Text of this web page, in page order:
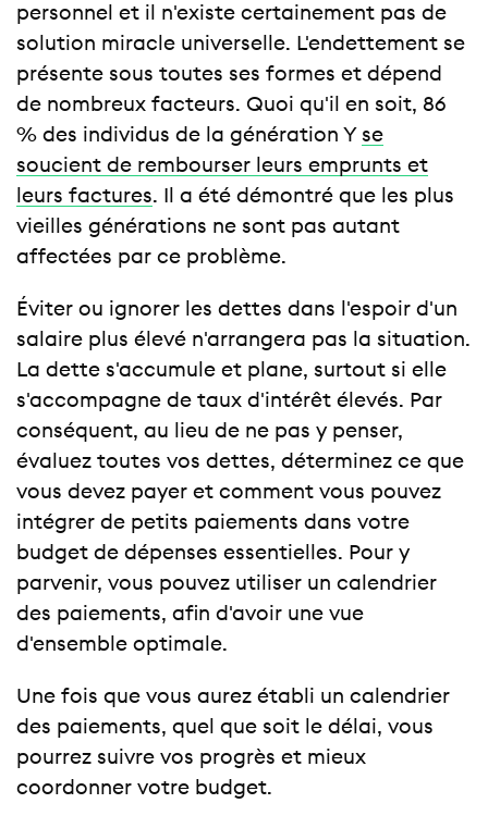
personnel et il n'existe certainement pas de
solution miracle universelle. L'endettement se
présente sous toutes ses formes et dépend
de nombreux facteurs. Quoi qu'il en soit, 86
% des individus de la génération Y se
soucient de rembourser leurs emprunts et
leurs factures. Il a été démontré que les plus
vieilles générations ne sont pas autant
affectées par ce problème.
Éviter ou ignorer les dettes dans l'espoir d'un
salaire plus élevé n'arrangera pas la situation.
La dette s'accumule et plane, surtout si elle
s'accompagne de taux d'intérêt élevés. Par
conséquent, au lieu de ne pas y penser,
évaluez toutes vos dettes, déterminez ce que
vous devez payer et comment vous pouvez
intégrer de petits paiements dans votre
budget de dépenses essentielles. Pour y
parvenir, vous pouvez utiliser un calendrier
des paiements, afin d'avoir une vue
d'ensemble optimale.
Une fois que vous aurez établi un calendrier
des paiements, quel que soit le délai, vous
pourrez suivre vos progrès et mieux
coordonner votre budget.